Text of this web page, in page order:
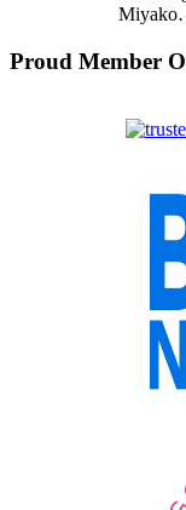
Proud Member